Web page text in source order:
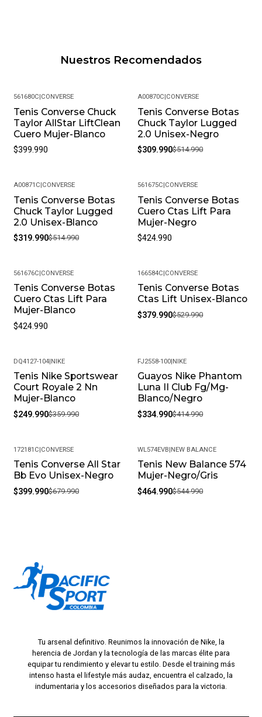
Nuestros Recomendados
561680C|CONVERSE
Tenis Converse Chuck
Taylor AllStar LiftClean
Cuero Mujer-Blanco
$399.990
-40%
A00870C|CONVERSE
Tenis Converse Botas
Chuck Taylor Lugged
2.0 Unisex-Negro
$309.990$514.990
-38%
A00871C|CONVERSE
Tenis Converse Botas
Chuck Taylor Lugged
2.0 Unisex-Blanco
$319.990$514.990
561675C|CONVERSE
Tenis Converse Botas
Cuero Ctas Lift Para
Mujer-Negro
$424.990
561676C|CONVERSE
Tenis Converse Botas
Cuero Ctas Lift Para
Mujer-Blanco
$424.990
-28%
166584C|CONVERSE
Tenis Converse Botas
Ctas Lift Unisex-Blanco
$379.990$529.990
-31%
DQ4127-104|NIKE
Tenis Nike Sportswear
Court Royale 2 Nn
Mujer-Blanco
$249.990$359.990
-19%
FJ2558-100|NIKE
Guayos Nike Phantom
Luna II Club Fg/Mg-
Blanco/Negro
$334.990$414.990
-41%
172181C|CONVERSE
Tenis Converse All Star
Bb Evo Unisex-Negro
$399.990$679.990
-15%
WL574EVB|NEW BALANCE
Tenis New Balance 574
Mujer-Negro/Gris
$464.990$544.990
Tu arsenal definitivo. Reunimos la innovación de Nike, la
herencia de Jordan y la tecnología de las marcas élite para
equipar tu rendimiento y elevar tu estilo. Desde el training más
intenso hasta el lifestyle más audaz, encuentra el calzado, la
indumentaria y los accesorios diseñados para la victoria.